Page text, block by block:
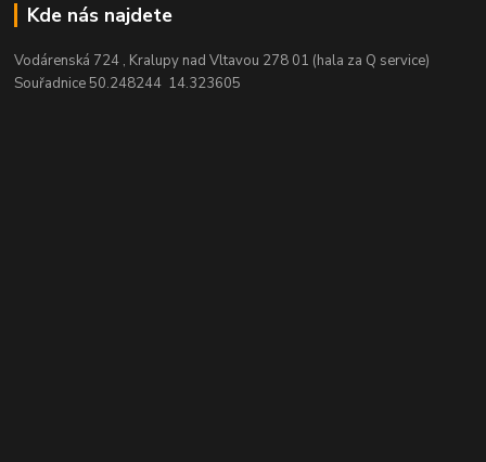
Kde nás najdete
Vodárenská 724 , Kralupy nad Vltavou 278 01 (hala za Q service)
Souřadnice 50.248244 14.323605